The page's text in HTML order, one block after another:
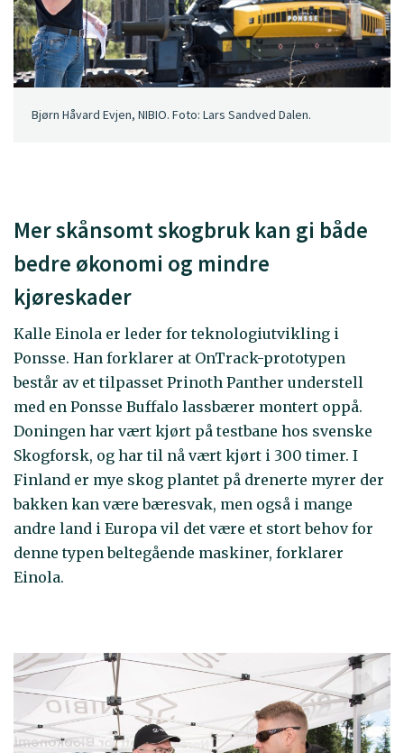
Bjørn Håvard Evjen, NIBIO. Foto: Lars Sandved Dalen.
Mer skånsomt skogbruk kan gi både
bedre økonomi og mindre
kjøreskader
Kalle Einola er leder for teknologiutvikling i
Ponsse. Han forklarer at OnTrack-prototypen
består av et tilpasset Prinoth Panther understell
med en Ponsse Buffalo lassbærer montert oppå.
Doningen har vært kjørt på testbane hos svenske
Skogforsk, og har til nå vært kjørt i 300 timer. I
Finland er mye skog plantet på drenerte myrer der
bakken kan være bæresvak, men også i mange
andre land i Europa vil det være et stort behov for
denne typen beltegående maskiner, forklarer
Einola.